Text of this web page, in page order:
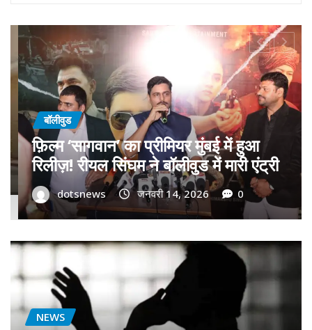
बॉलीवुड
गोवा मुख्यमंत्री डॉ. प्रमोद सावंत का ‘गोदान’
को बड़ा समर्थन; पोस्टर विमोचन कर मथुरा से
फिल्म गोदान की टीम का बढ़ाया मान!
dotsnews जनवरी 9, 2026 0
NEWS